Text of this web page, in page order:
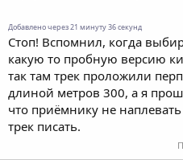
Добавлено через 21 минуту 36 секунд
Стоп! Вспомнил, когда
какую то пробную версию
так там трек проложили
длиной метров 300, а я
что приёмнику не
трек писать.